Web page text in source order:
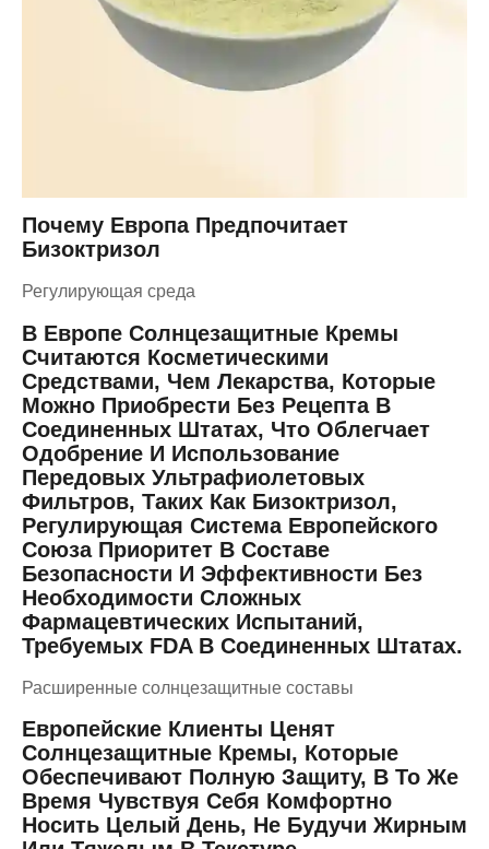
Почему Европа Предпочитает
Бизоктризол
Регулирующая среда
В Европе Солнцезащитные Кремы
Считаются Косметическими
Средствами, Чем Лекарства, Которые
Можно Приобрести Без Рецепта В
Соединенных Штатах, Что Облегчает
Одобрение И Использование
Передовых Ультрафиолетовых
Фильтров, Таких Как Бизоктризол,
Регулирующая Система Европейского
Союза Приоритет В Составе
Безопасности И Эффективности Без
Необходимости Сложных
Фармацевтических Испытаний,
Требуемых FDA В Соединенных Штатах.
Расширенные солнцезащитные составы
Европейские Клиенты Ценят
Солнцезащитные Кремы, Которые
Обеспечивают Полную Защиту, В То Же
Время Чувствуя Себя Комфортно
Носить Целый День, Не Будучи Жирным